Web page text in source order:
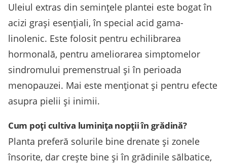
Uleiul extras din semințele plantei este bogat în
acizi grași esențiali, în special acid gama-
linolenic. Este folosit pentru echilibrarea
hormonală, pentru ameliorarea simptomelor
sindromului premenstrual și în perioada
menopauzei. Mai este menționat și pentru efecte
asupra pielii și inimii.
Cum poți cultiva luminița nopții în grădină?
Planta preferă solurile bine drenate și zonele
însorite, dar crește bine și în grădinile sălbatice,